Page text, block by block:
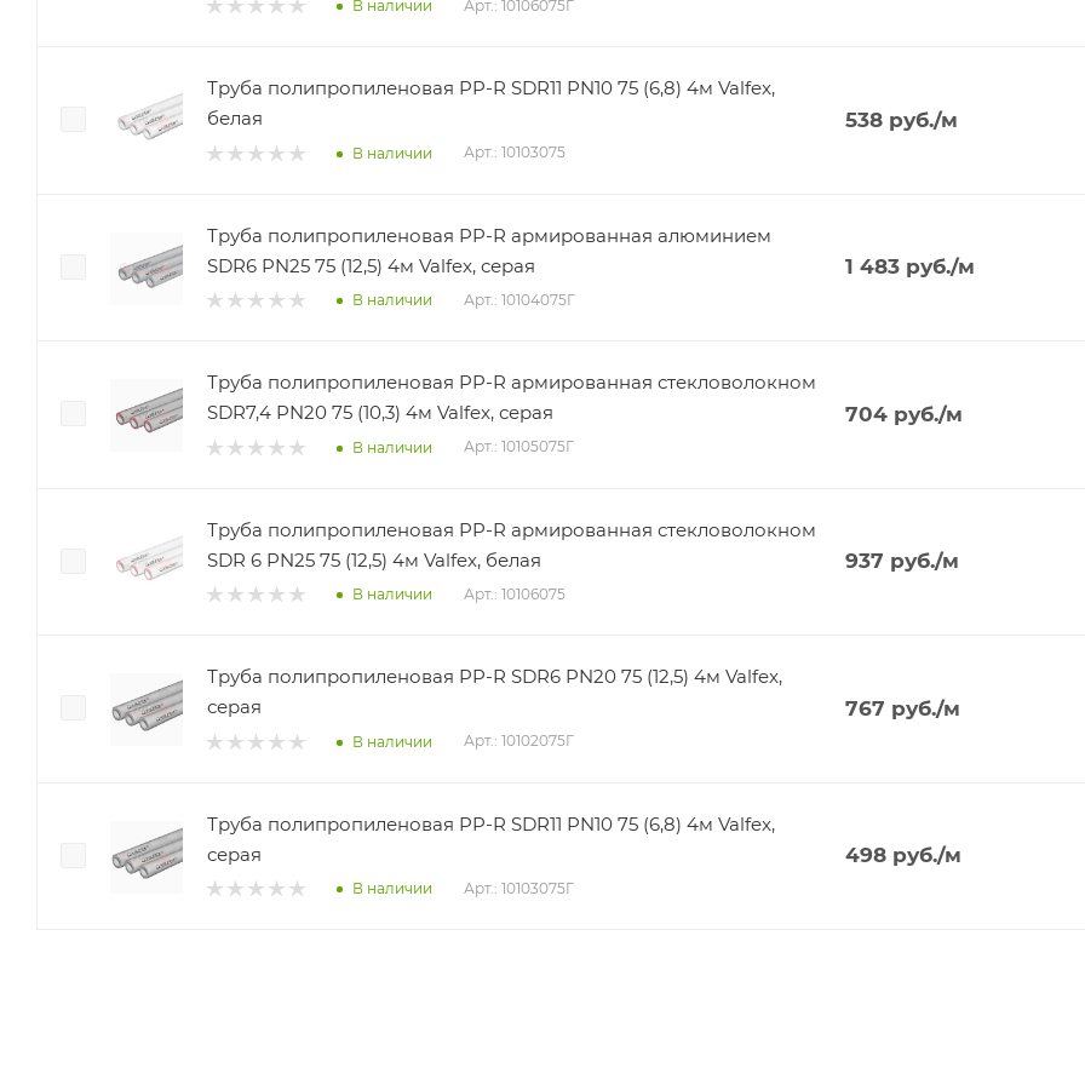
В наличии Арт.: 10106075Г
Труба полипропиленовая PP-R SDR11 PN10 75 (6,8) 4м Valfex,
белая
В наличии Арт.: 10103075
538 руб./м
Труба полипропиленовая PP-R армированная алюминием
SDR6 PN25 75 (12,5) 4м Valfex, серая
В наличии Арт.: 10104075Г
1 483 руб./м
Труба полипропиленовая PP-R армированная стекловолокном
SDR7,4 PN20 75 (10,3) 4м Valfex, серая
В наличии Арт.: 10105075Г
704 руб./м
Труба полипропиленовая PP-R армированная стекловолокном
SDR 6 PN25 75 (12,5) 4м Valfex, белая
В наличии Арт.: 10106075
937 руб./м
Труба полипропиленовая PP-R SDR6 PN20 75 (12,5) 4м Valfex,
серая
В наличии Арт.: 10102075Г
767 руб./м
Труба полипропиленовая PP-R SDR11 PN10 75 (6,8) 4м Valfex,
серая
В наличии Арт.: 10103075Г
498 руб./м